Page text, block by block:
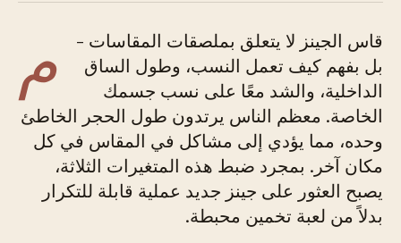
م
قاس الجينز لا يتعلق بملصقات المقاسات -
بل بفهم كيف تعمل النسب، وطول الساق
الداخلية، والشد معًا على نسب جسمك
الخاصة. معظم الناس يرتدون طول الحجر الخاطئ
وحده، مما يؤدي إلى مشاكل في المقاس في كل
مكان آخر. بمجرد ضبط هذه المتغيرات الثلاثة،
يصبح العثور على جينز جديد عملية قابلة للتكرار
بدلاً من لعبة تخمين محبطة.